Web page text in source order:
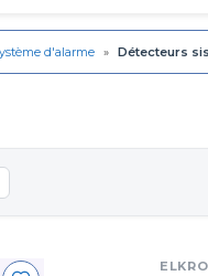
d'alarme » Détecteurs